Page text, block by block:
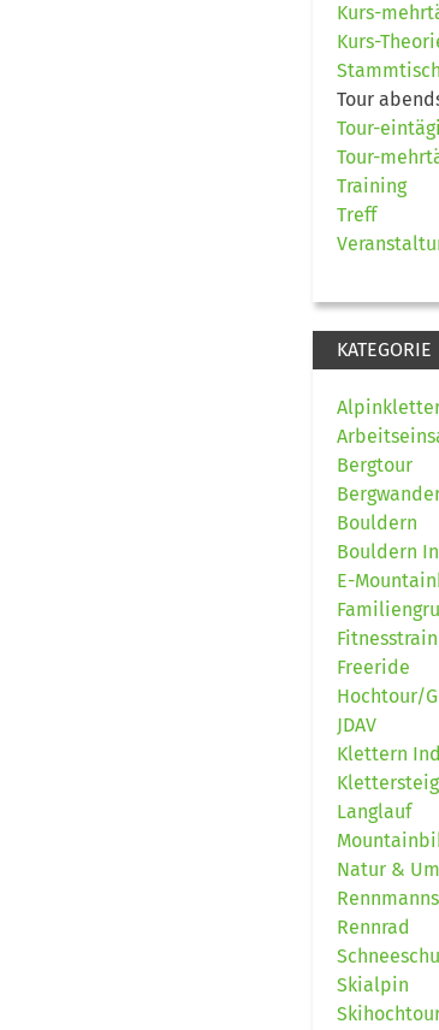
Kurs-
Kurs-
Stammtisch
Tour
Tour-
Tour-
Training
Treff
KATEGORIE
Bergtour
Bouldern
Bouldern
E-
Freeride
Hochtour/
JDAV
Klettern
Klettersteig
Langlauf
Natur &
Rennrad
Skialpin